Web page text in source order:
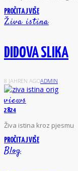
PROČITAJ VIŠE
Živa istina
DIDOVA SLIKA
8 JAHREN AGOADMIN
views
2824
Živa istina kroz pjesmu
PROČITAJ VIŠE
Blog